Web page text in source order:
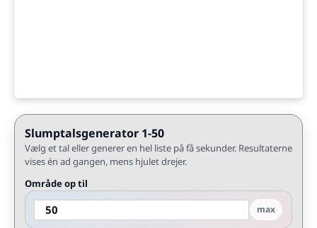
Slumptalsgenerator 1-50
Vælg et tal eller generer en hel liste på få sekunder. Resultaterne
vises én ad gangen, mens hjulet drejer.
Område op til
max